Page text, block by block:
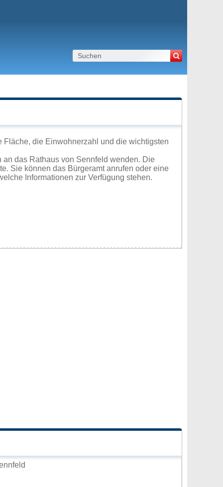
die Einwohnerzahl und die wichtigsten
das Rathaus von Sennfeld wenden. Die
Sie können das Bürgeramt anrufen oder eine
Informationen zur Verfügung stehen.